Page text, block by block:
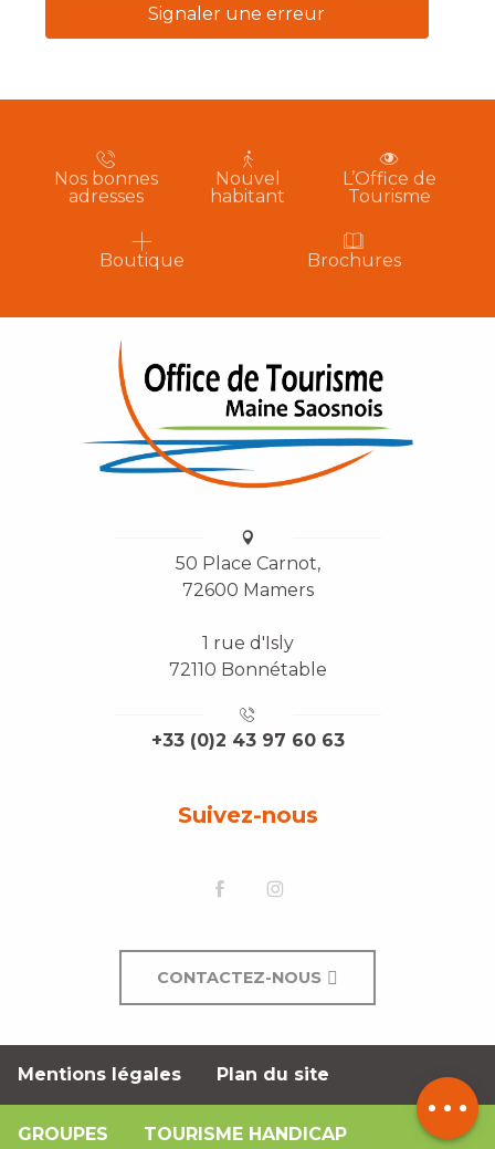
par email
Signaler une erreur
Nos bonnes
adresses
Nouvel
habitant
L’Office de
Tourisme
Boutique Brochures
50 Place Carnot,
72600 Mamers
1 rue d'Isly
72110 Bonnétable
+33 (0)2 43 97 60 63
Suivez-nous
CONTACTEZ-NOUS
Mentions légales Plan du site
GROUPES TOURISME HANDICAP